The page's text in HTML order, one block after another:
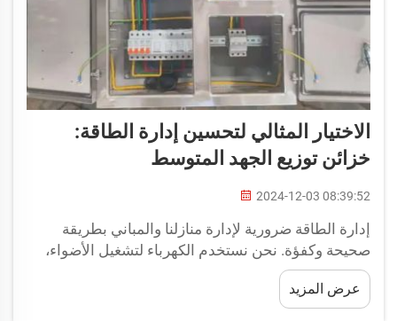
الاختيار المثالي لتحسين إدارة الطاقة:
خزائن توزيع الجهد المتوسط
2024-12-03 08:39:52
إدارة الطاقة ضرورية لإدارة منازلنا والمباني بطريقة
صحيحة وكفؤة. نحن نستخدم الكهرباء لتشغيل الأضواء،
ولتشغيل الأجهزة مثل الثلاجات أو الميكروويف، ولتزويد
أجهزتنا الإلكترونية مثل الحواسيب أو الألواح بالطاقة...
عرض المزيد